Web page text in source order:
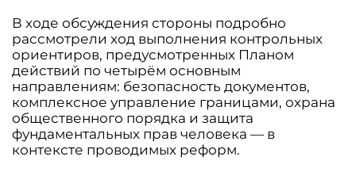
В ходе обсуждения стороны подробно
рассмотрели ход выполнения контрольных
ориентиров, предусмотренных Планом
действий по четырём основным
направлениям: безопасность документов,
комплексное управление границами, охрана
общественного порядка и защита
фундаментальных прав человека — в
контексте проводимых реформ.